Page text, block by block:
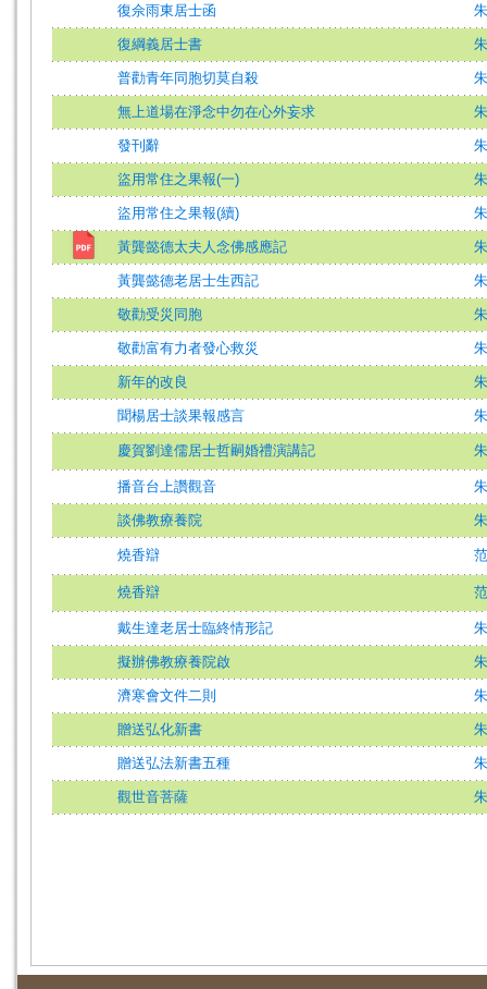
復佘雨東居士函
復綱義居士書
普勸青年同胞切莫自殺
無上道場在淨念中勿在心外妄求
發刊辭
盜用常住之果報(一)
盜用常住之果報(續)
黃龔懿德太夫人念佛感應記
黃龔懿德老居士生西記
敬勸受災同胞
敬勸富有力者發心救災
新年的改良
聞楊居士談果報感言
慶賀劉達儒居士哲嗣婚禮演講記
播音台上讚觀音
談佛教療養院
燒香辯
燒香辯
戴生達老居士臨終情形記
擬辦佛教療養院啟
濟寒會文件二則
贈送弘化新書
贈送弘法新書五種
觀世音菩薩